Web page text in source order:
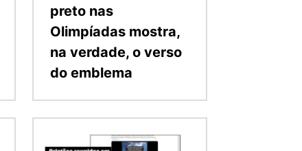
preto nas
Olimpíadas mostra,
na verdade, o verso
do emblema